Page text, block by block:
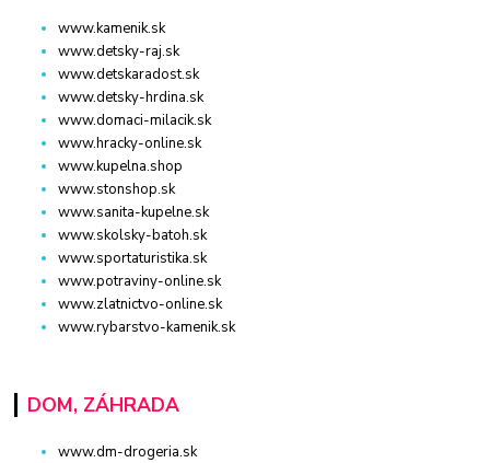
www.kamenik.sk
www.detsky-raj.sk
www.detskaradost.sk
www.detsky-hrdina.sk
www.domaci-milacik.sk
www.hracky-online.sk
www.kupelna.shop
www.stonshop.sk
www.sanita-kupelne.sk
www.skolsky-batoh.sk
www.sportaturistika.sk
www.potraviny-online.sk
www.zlatnictvo-online.sk
www.rybarstvo-kamenik.sk
DOM, ZÁHRADA
www.dm-drogeria.sk